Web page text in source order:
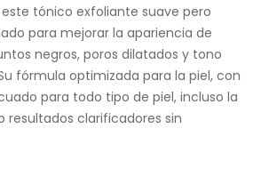
tónico exfoliante suave pero
para mejorar la apariencia de
negros, poros dilatados y tono
fórmula optimizada para la piel, con
para todo tipo de piel, incluso la
resultados clarificadores sin